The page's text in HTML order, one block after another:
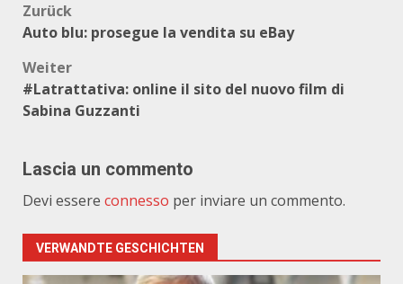
Beitragsnavigation
Zurück
Auto blu: prosegue la vendita su eBay
Weiter
#Latrattativa: online il sito del nuovo film di
Sabina Guzzanti
Lascia un commento
Devi essere connesso per inviare un commento.
VERWANDTE GESCHICHTEN